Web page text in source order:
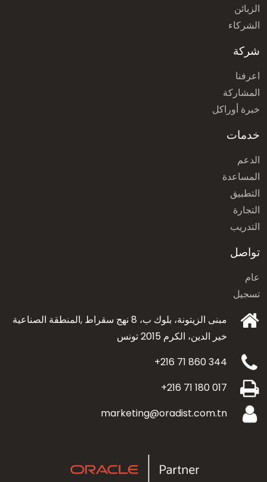
الزبائن
الشركاء
شركة
اعرفنا
المشاركة
خبرة أوراكل
خدمات
الدعم
المساعدة
التطبيق
التجارة
التدريب
تواصل
عام
تسجيل
مبنى الزيتونة، بلوك ب، 8 نهج سقراط ,المنطقة الصناعية
خير الدين، الكرم 2015 تونس
+216 71 860 344
+216 71 180 017
marketing@oradist.com.tn